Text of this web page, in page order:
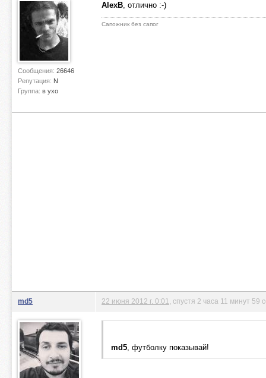
Сообщения: 26646
Репутация: N
Группа: в ухо
AlexB, отлично :-)
Сапожник без сапог
md5 22 июня 2012 г. 0:01 , спустя 2 часа 11 минут 59
md5, футболку показывай!